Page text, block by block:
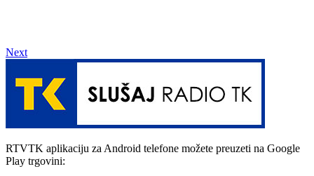
Next
RTVTK aplikaciju za Android telefone možete preuzeti na Google
Play trgovini: